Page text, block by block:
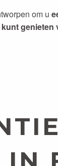
om u
genieten